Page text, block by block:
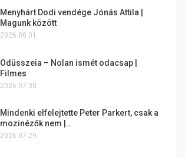
Menyhárt Dodi vendége Jónás Attila |
Magunk között
2026.08.01.
Odüsszeia – Nolan ismét odacsap |
Filmes
2026.07.30.
Mindenki elfelejtette Peter Parkert, csak a
mozinézők nem |…
2026.07.29.